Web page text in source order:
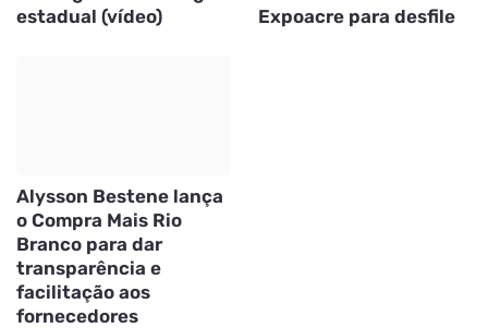
estadual (vídeo)
Expoacre para desfile
Alysson Bestene lança
o Compra Mais Rio
Branco para dar
transparência e
facilitação aos
fornecedores